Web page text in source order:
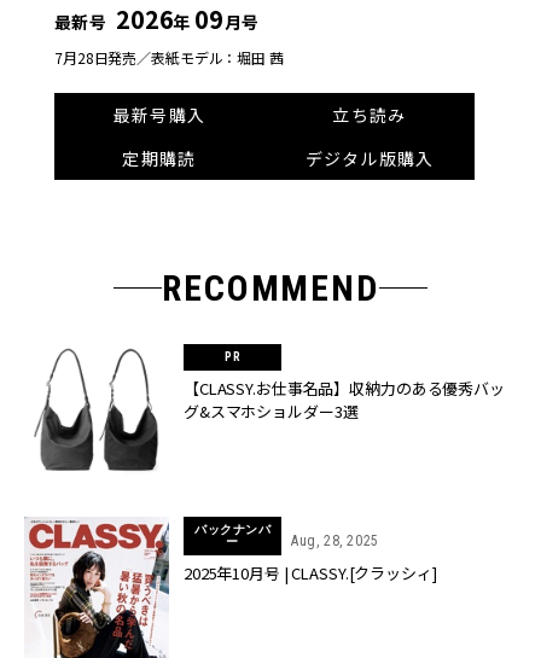
最新号 2026年 09月号
7月28日発売／表紙モデル：堀田 茜
最新号購入
立ち読み
定期購読
デジタル版購入
RECOMMEND
【CLASSY.お仕事名品】収納力のある優秀バッ
グ&スマホショルダー3選
バックナンバ
ー
Aug, 28, 2025
2025年10月号 | CLASSY.[クラッシィ]